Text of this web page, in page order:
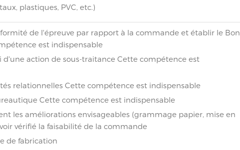
plastiques, PVC, etc.)
de l'épreuve par rapport à la commande et établir le Bon
est indispensable
d'une action de sous-traitance Cette compétence est
relationnelles Cette compétence est indispensable
Cette compétence est indispensable
les améliorations envisageables (grammage papier, mise en
vérifié la faisabilité de la commande
de fabrication